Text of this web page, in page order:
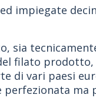
impiegate
sia
filato prodotto,
di vari paesi
ma